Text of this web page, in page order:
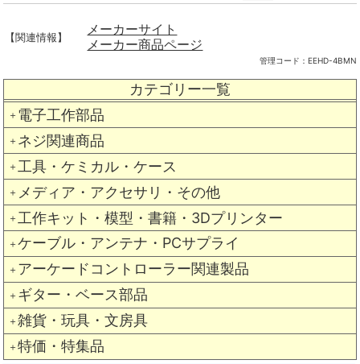
カテゴリー一覧
＋ 電子工作部品
＋ ネジ関連商品
＋ 工具・ケミカル・ケース
＋ メディア・アクセサリ・その他
＋ 工作キット・模型・書籍・3Dプリンター
＋ ケーブル・アンテナ・PCサプライ
＋ アーケードコントローラー関連製品
＋ ギター・ベース部品
＋ 雑貨・玩具・文房具
＋ 特価・特集品
【関連情報】
メーカーサイト
メーカー商品ページ
管理コード： EEHD-4BMN